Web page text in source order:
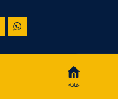
خانه